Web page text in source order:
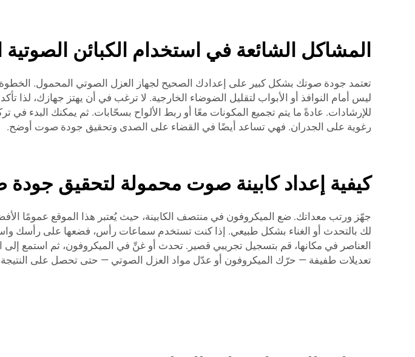
المشاكل الشائعة في استخدام الكبائن الصوتية
ليس أمام النوافذ أو الأبواب لتقليل الضوضاء الخارجية. لا ترغب في أن يهتز جهازك، لذا
للإرشادات. عادةً ما يتم تجميع المكونات معًا أو ربط الألواح بسحّابات. ثم يمكنك البدء في
رغوية على الجدران. فهي تساعد أيضًا في القضاء على الصدى وتحقيق جودة صوت أوضح.
كيفية إعداد كابينة صوت محمولة لتحقيق جودة
جهّز ورتب معداتك. ضع الميكروفون في منتصف الكابينة، حيث يُعتبر هذا الموقع
لك بالتحدث أو الغناء بشكل طبيعي. إذا كنت تستخدم سماعات رأس، فضعها على رأسك
العناصر في مكانها، قم بتسجيل تجريبي قصير. تحدث أو غنِّ في الميكروفون، ثم استمع إلى
تعديلات طفيفة — حرّك الميكروفون أو عدّل مواد العزل الصوتي — حتى تحصل على